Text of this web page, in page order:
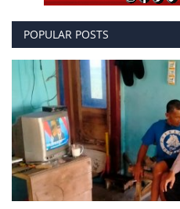
POPULAR POSTS